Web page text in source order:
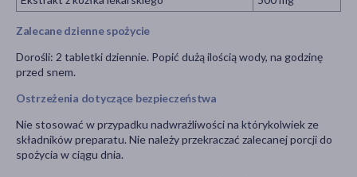
Zalecane dzienne spożycie
Dorośli: 2 tabletki dziennie. Popić dużą ilością wody, na godzinę
przed snem.
Ostrzeżenia dotyczące bezpieczeństwa
Nie stosować w przypadku nadwrażliwości na którykolwiek ze
składników preparatu. Nie należy przekraczać zalecanej porcji do
spożycia w ciągu dnia.